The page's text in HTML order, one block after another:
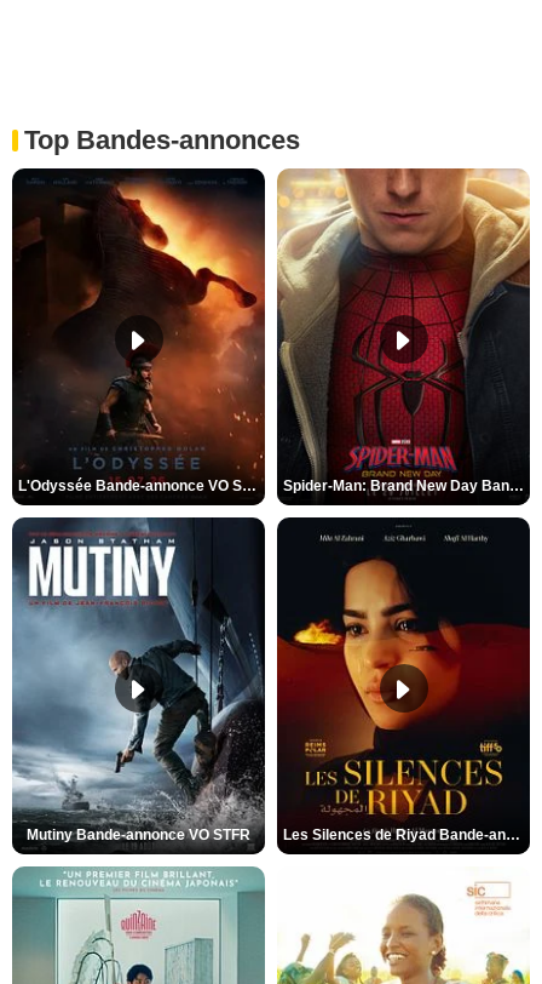
Top Bandes-annonces
L'Odyssée Bande-annonce VO STFR Spider-Man: Brand New Day Bande-annonce VO STFR
Mutiny Bande-annonce VO STFR Les Silences de Riyad Bande-annonce VO STFR